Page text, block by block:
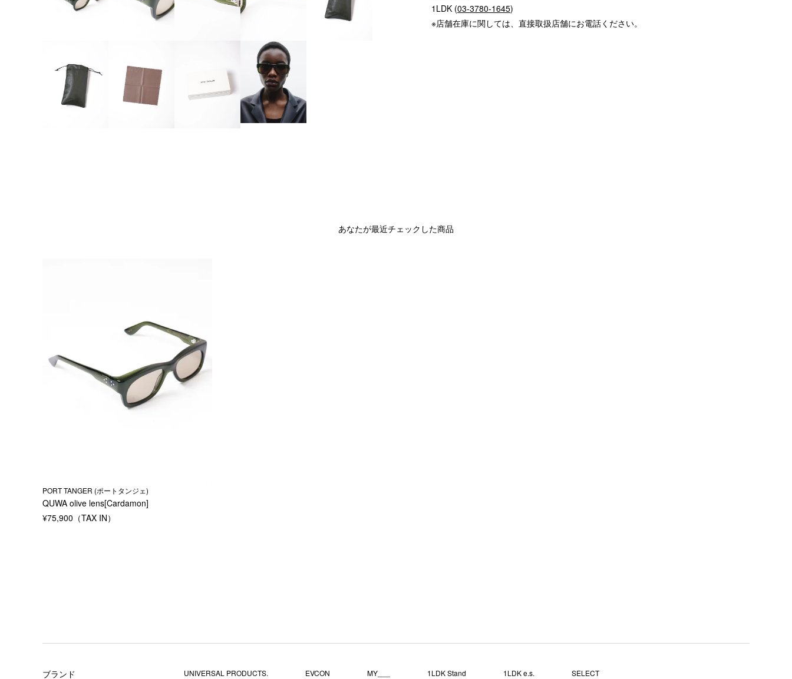
1LDK (03-3780-1645)
※店舗在庫に関しては、直接取扱店舗にお電話ください。
あなたが最近チェックした商品
PORT TANGER (ポートタンジェ)
QUWA olive lens[Cardamon]
¥75,900
ブランド UNIVERSAL PRODUCTS. EVCON MY___ 1LDK Stand 1LDK e.s. SELECT